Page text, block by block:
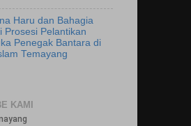
Haru dan Bahagia
Prosesi Pelantikan
Penegak Bantara di
Temayang
KAMI